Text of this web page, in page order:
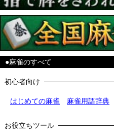
●麻雀のすべて
初心者向け
はじめての麻雀 麻雀用語辞典
お役立ちツール